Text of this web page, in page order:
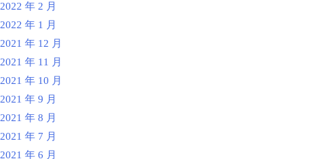
2022 年 2 月
2022 年 1 月
2021 年 12 月
2021 年 11 月
2021 年 10 月
2021 年 9 月
2021 年 8 月
2021 年 7 月
2021 年 6 月